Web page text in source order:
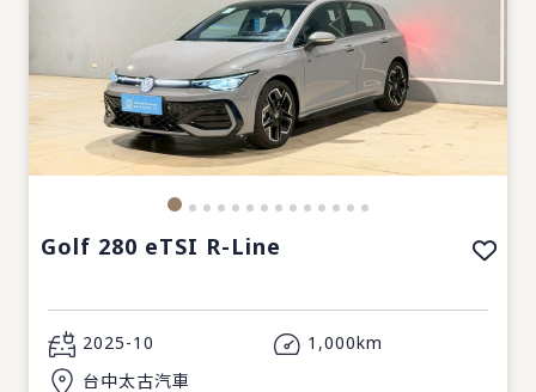
Golf 280 eTSI R-Line
2025-10
1,000km
台中太古汽車